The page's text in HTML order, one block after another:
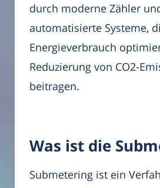
durch moderne Zähler
automatisierte Systeme,
Energieverbrauch
Reduzierung von CO2-
beitragen.
Was ist die
Submetering ist ein